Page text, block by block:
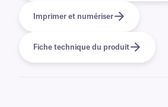
Imprimer et numériser
Fiche technique du produit